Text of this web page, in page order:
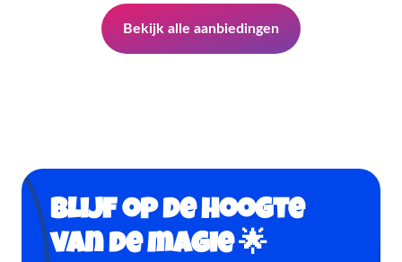
Bekijk alle aanbiedingen
Blijf op de hoogte
van de magie 🌟